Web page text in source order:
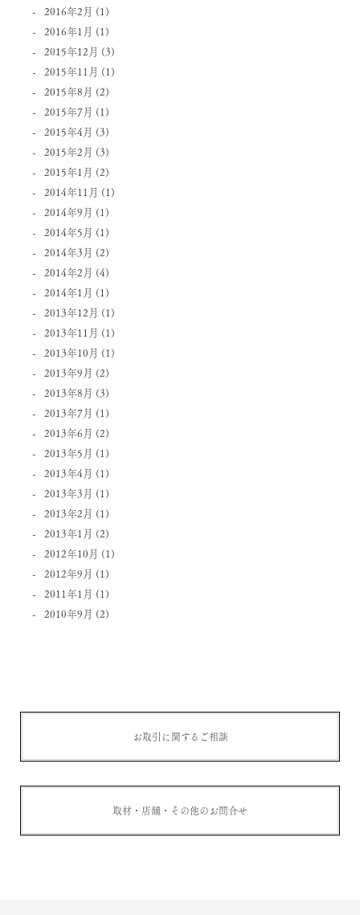
2016年2月 (1)
2016年1月 (1)
2015年12月 (3)
2015年11月 (1)
2015年8月 (2)
2015年7月 (1)
2015年4月 (3)
2015年2月 (3)
2015年1月 (2)
2014年11月 (1)
2014年9月 (1)
2014年5月 (1)
2014年3月 (2)
2014年2月 (4)
2014年1月 (1)
2013年12月 (1)
2013年11月 (1)
2013年10月 (1)
2013年9月 (2)
2013年8月 (3)
2013年7月 (1)
2013年6月 (2)
2013年5月 (1)
2013年4月 (1)
2013年3月 (1)
2013年2月 (1)
2013年1月 (2)
2012年10月 (1)
2012年9月 (1)
2011年1月 (1)
2010年9月 (2)
お取引に関するご相談
取材・店舗・その他のお問合せ